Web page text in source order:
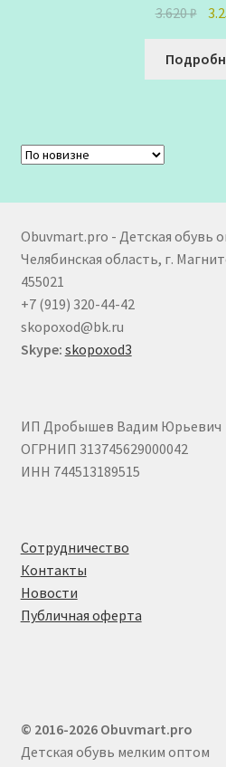
3.620₽
Obuvmart.pro - Детская обувь
Челябинская область, г.
455021
+7 (919) 320-44-42
skopoxod@bk.ru
Skype: skopoxod3
ИП Дробышев Вадим Юрьевич
ОГРНИП 313745629000042
ИНН 744513189515
Сотрудничество
Контакты
Новости
Публичная оферта
© 2016-2026 Obuvmart.pro
Детская обувь мелким оптом